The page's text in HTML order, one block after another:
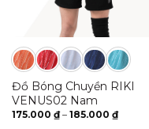
Đồ Bóng Chuyền RIKI
VENUS02 Nam
175.000 ₫ – 185.000 ₫Khoảng
giá: